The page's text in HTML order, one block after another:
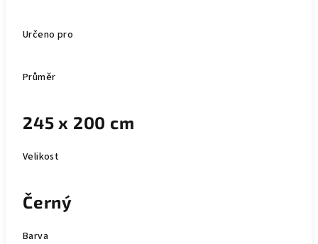
Určeno pro
Průměr
245 x 200 cm
Velikost
Černý
Barva